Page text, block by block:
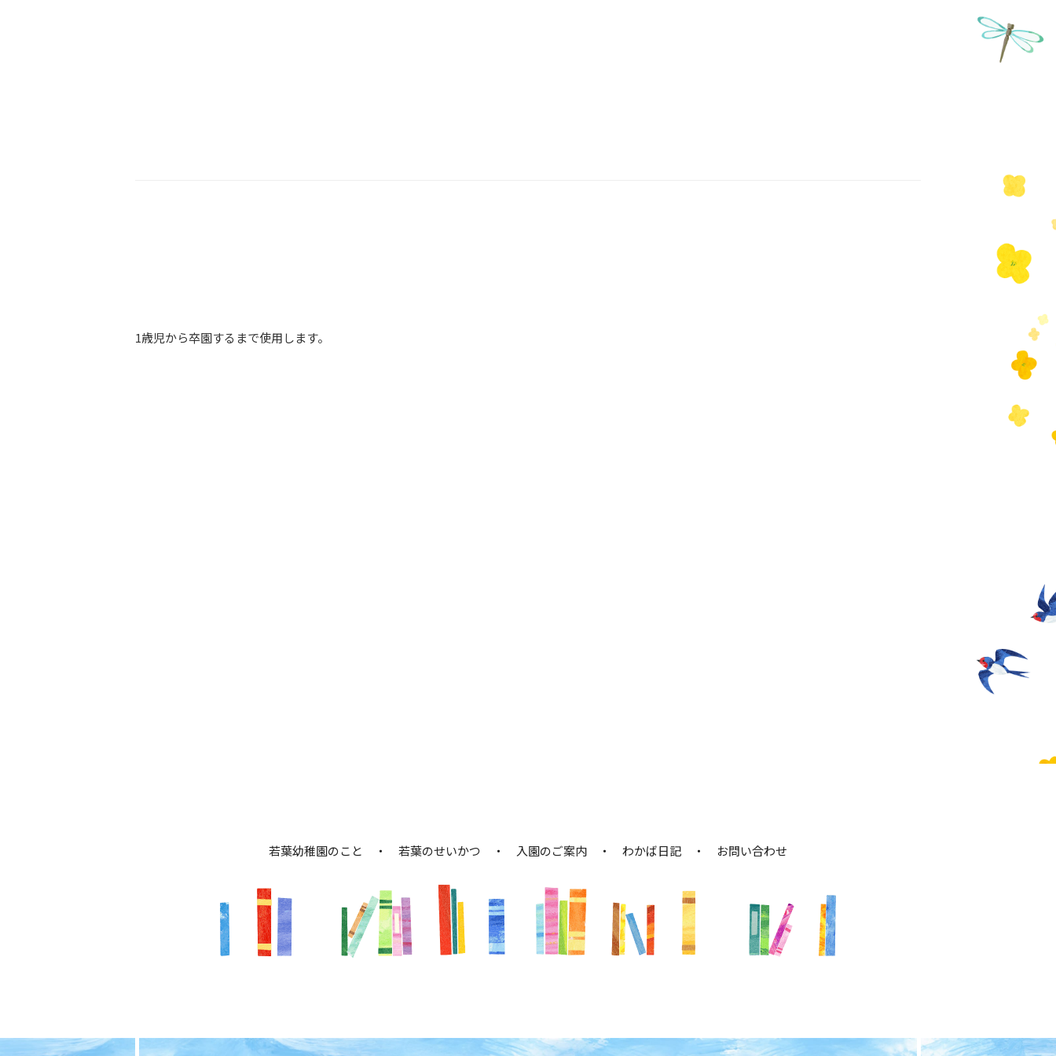
1歳児から卒園するまで使用します。
若葉幼稚園のこと 若葉のせいかつ 入園のご案内 わかば日記 お問い合わせ